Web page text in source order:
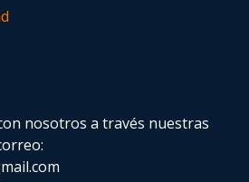
nosotros a través nuestras